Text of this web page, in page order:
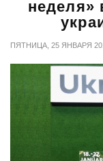
неделя»
ПЯТНИЦА, 25 ЯНВАРЯ